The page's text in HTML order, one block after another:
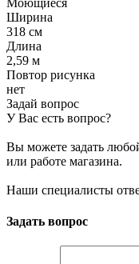
Ширина
318 см
Длина
2,59 м
Повтор рисунка
нет
Задай вопрос
У Вас есть вопрос?
Вы можете задать
или работе магазина.
Наши специалисты
Задать вопрос